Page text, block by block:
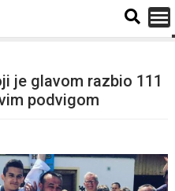
je glavom razbio 111
podvigom